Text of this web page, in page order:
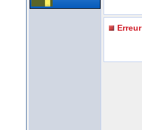
Erreur